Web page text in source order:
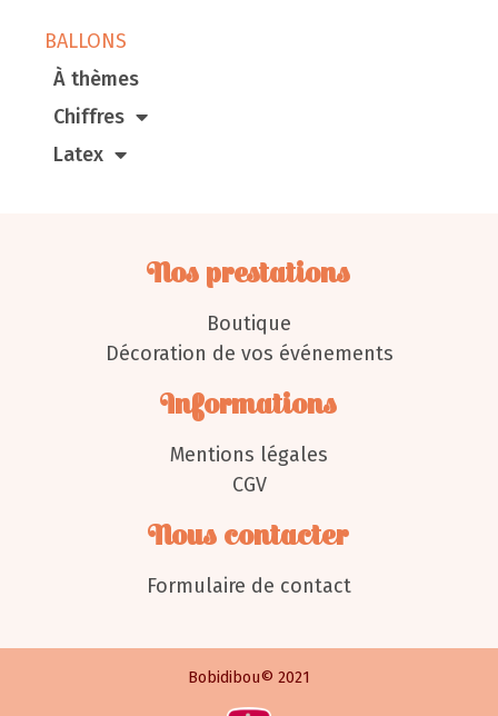
BALLONS
À thèmes
Chiffres
Latex
Nos prestations
Boutique
Décoration de vos événements
Informations
Mentions légales
CGV
Nous contacter
Formulaire de contact
Bobidibou© 2021